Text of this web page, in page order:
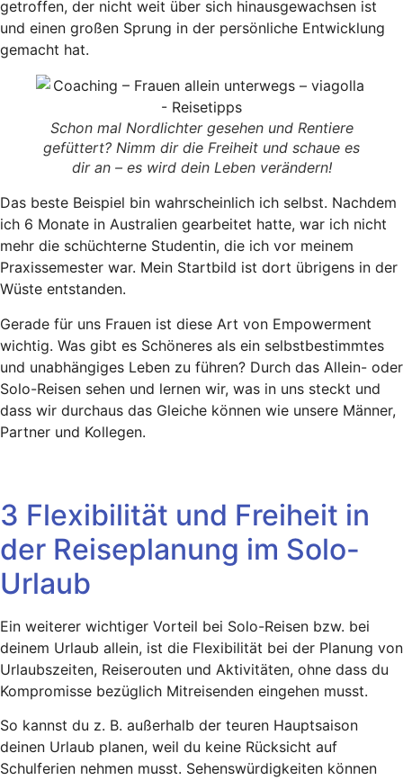
getroffen, der nicht weit über sich hinausgewachsen ist
und einen großen Sprung in der persönliche Entwicklung
gemacht hat.
Schon mal Nordlichter gesehen und Rentiere
gefüttert? Nimm dir die Freiheit und schaue es
dir an – es wird dein Leben verändern!
Das beste Beispiel bin wahrscheinlich ich selbst. Nachdem
ich 6 Monate in Australien gearbeitet hatte, war ich nicht
mehr die schüchterne Studentin, die ich vor meinem
Praxissemester war. Mein Startbild ist dort übrigens in der
Wüste entstanden.
Gerade für uns Frauen ist diese Art von Empowerment
wichtig. Was gibt es Schöneres als ein selbstbestimmtes
und unabhängiges Leben zu führen? Durch das Allein- oder
Solo-Reisen sehen und lernen wir, was in uns steckt und
dass wir durchaus das Gleiche können wie unsere Männer,
Partner und Kollegen.
3 Flexibilität und Freiheit in
der Reiseplanung im Solo-
Urlaub
Ein weiterer wichtiger Vorteil bei Solo-Reisen bzw. bei
deinem Urlaub allein, ist die Flexibilität bei der Planung von
Urlaubszeiten, Reiserouten und Aktivitäten, ohne dass du
Kompromisse bezüglich Mitreisenden eingehen musst.
So kannst du z. B. außerhalb der teuren Hauptsaison
deinen Urlaub planen, weil du keine Rücksicht auf
Schulferien nehmen musst. Sehenswürdigkeiten können